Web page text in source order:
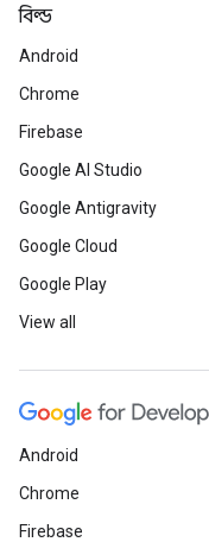
বিল্ড
Android
Chrome
Firebase
Google AI Studio
Google Antigravity
Google Cloud
Google Play
View all
Android
Chrome
Firebase